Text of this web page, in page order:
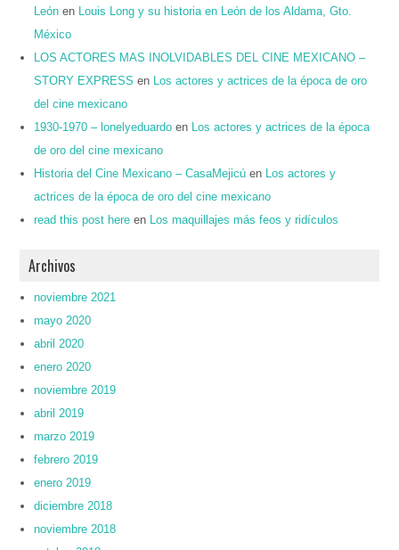
León en
Louis Long y su historia en León de los Aldama, Gto.
México
LOS ACTORES MAS INOLVIDABLES DEL CINE MEXICANO –
STORY EXPRESS en
Los actores y actrices de la época de oro
del cine mexicano
1930-1970 – lonelyeduardo en
Los actores y actrices de la época
de oro del cine mexicano
Historia del Cine Mexicano – CasaMejicú en
Los actores y
actrices de la época de oro del cine mexicano
read this post here en Los maquillajes más feos y ridículos
Archivos
noviembre 2021
mayo 2020
abril 2020
enero 2020
noviembre 2019
abril 2019
marzo 2019
febrero 2019
enero 2019
diciembre 2018
noviembre 2018